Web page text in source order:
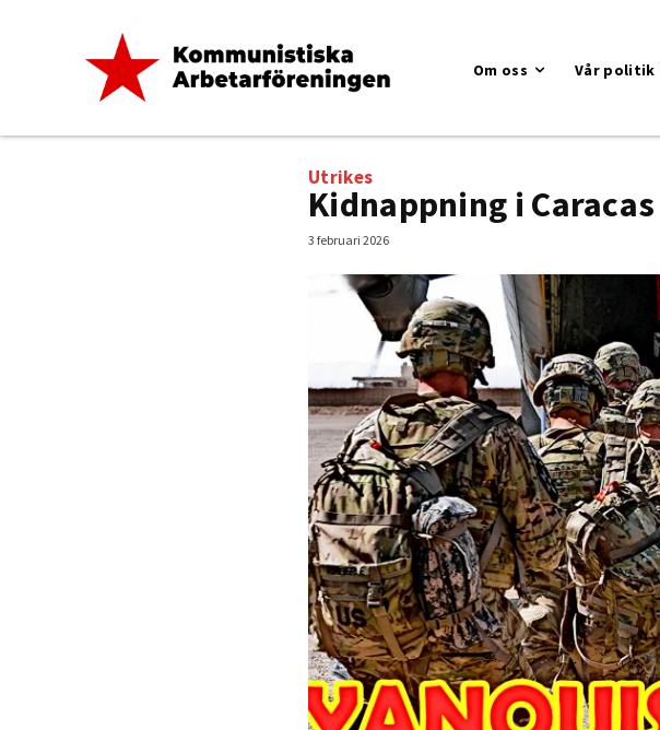
Om oss Vår politik
Utrikes
Kidnappning i Caracas
3 februari 2026